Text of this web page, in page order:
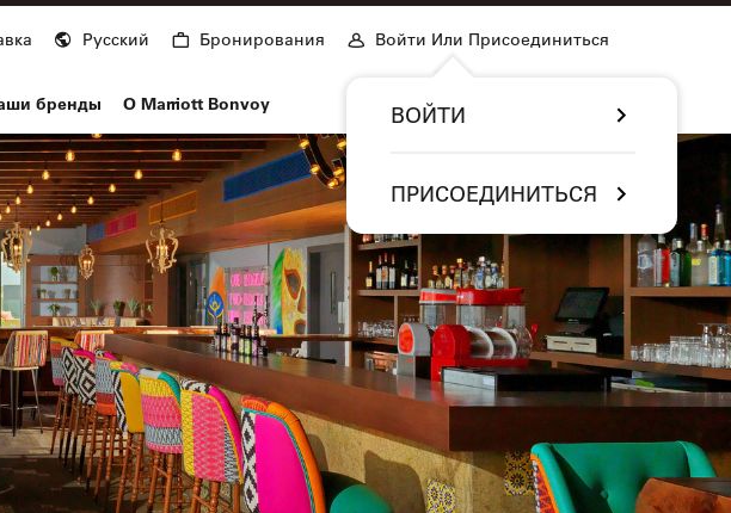
Русский Бронирования Войти Или Присоединиться
ВОЙТИ
ПРИСОЕДИНИТЬСЯ
бренды О Marriott Bonvoy